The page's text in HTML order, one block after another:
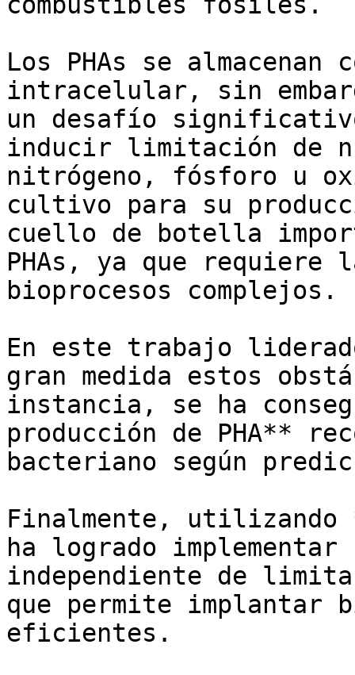
Los PHAs se almacenan
intracelular, sin
un desafío
inducir limitación de
nitrógeno, fósforo u
cultivo para su
cuello de botella
PHAs, ya que requiere
bioprocesos complejos.
En este trabajo
gran medida estos
instancia, se ha
producción de PHA**
bacteriano según
Finalmente,
ha logrado implementar
independiente de
que permite implantar
eficientes.